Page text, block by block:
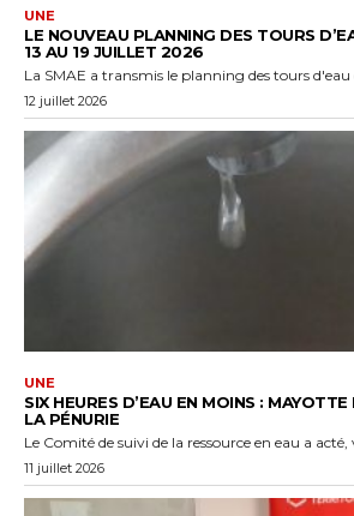
UNE
LE NOUVEAU PLANNING DES TOURS
13 AU 19 JUILLET 2026
La SMAE a transmis le planning des tours d'eau
12 juillet 2026
UNE
SIX HEURES D’EAU EN MOINS :
LA PÉNURIE
Le Comité de suivi de la ressource en eau a acté,
11 juillet 2026